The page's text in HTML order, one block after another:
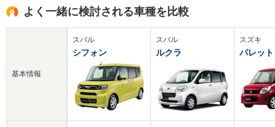
よく一緒に検討される車種を比較
基本情報
スバル
シフォン
スバル
ルクラ
スズキ
パレット